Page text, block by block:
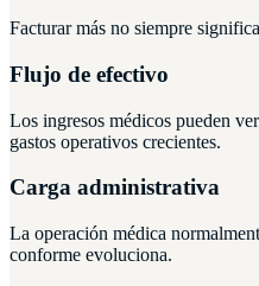
Facturar más no siempre
Flujo de efectivo
Los ingresos médicos pueden
gastos operativos crecientes.
Carga administrativa
La operación médica
conforme evoluciona.